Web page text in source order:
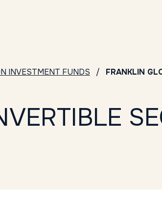
INVESTMENT FUNDS
FRANKLIN